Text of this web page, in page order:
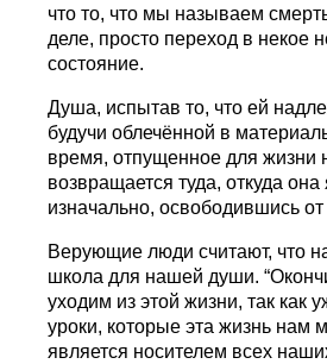
что то, что мы называем
деле, просто переход в некое
состояние.
Душа, испытав то, что ей
будучи облечённой в
время, отпущенное для жизни
возвращается туда, откуда она
изначально, освободившись от
Верующие люди считают, что
школа для нашей души.
уходим из этой жизни, так как
уроки, которые эта жизнь нам
является носителем всех